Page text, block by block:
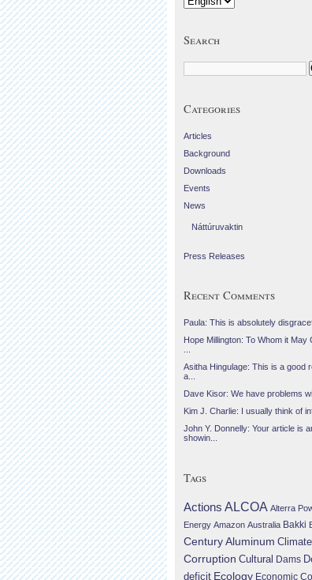
Search
Categories
Articles
Background
Downloads
Events
News
Náttúruvaktin
Press Releases
Recent Comments
Paula: This is absolutely
Hope Millington: To Whom it May
Asitha Hingulage: This is a good
a...
Dave Kisor: We have problems
Kim J. Charlie: I usually think of
John Y. Donnelly: Your article is
showin...
Tags
Actions ALCOA Alterra
Energy Amazon Australia Bakki
Century Aluminum
Corruption Cultural Dams
deficit Ecology Economic